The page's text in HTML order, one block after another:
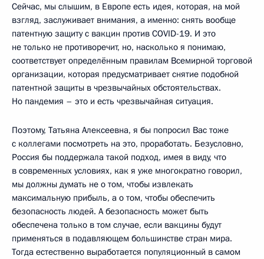
Сейчас, мы слышим, в Европе есть идея, которая, на мой
взгляд, заслуживает внимания, а именно: снять вообще
патентную защиту с вакцин против COVID-19. И это
не только не противоречит, но, насколько я понимаю,
соответствует определённым правилам Всемирной торговой
организации, которая предусматривает снятие подобной
патентной защиты в чрезвычайных обстоятельствах.
Но пандемия – это и есть чрезвычайная ситуация.
Поэтому, Татьяна Алексеевна, я бы попросил Вас тоже
с коллегами посмотреть на это, проработать. Безусловно,
Россия бы поддержала такой подход, имея в виду, что
в современных условиях, как я уже многократно говорил,
мы должны думать не о том, чтобы извлекать
максимальную прибыль, а о том, чтобы обеспечить
безопасность людей. А безопасность может быть
обеспечена только в том случае, если вакцины будут
применяться в подавляющем большинстве стран мира.
Тогда естественно выработается популяционный в самом